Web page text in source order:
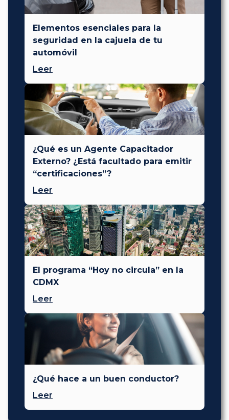
Elementos esenciales para la
seguridad en la cajuela de tu
automóvil
Leer
¿Qué es un Agente Capacitador
Externo? ¿Está facultado para emitir
“certificaciones”?
Leer
El programa “Hoy no circula” en la
CDMX
Leer
¿Qué hace a un buen conductor?
Leer